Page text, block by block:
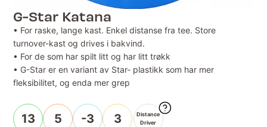
G-Star Katana
• For raske, lange kast. Enkel distanse fra tee. Store
turnover-kast og drives i bakvind.
• For de som har spilt litt og har litt trøkk
• G-Star er en variant av Star- plastikk som har mer
fleksibilitet, og enda mer grep
13 5 -3 3
Distance
Driver